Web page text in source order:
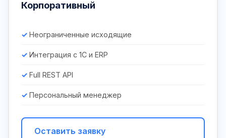
Корпоративный
Неограниченные исходящие
Интеграция с 1С и ERP
Full REST API
Персональный менеджер
Оставить заявку